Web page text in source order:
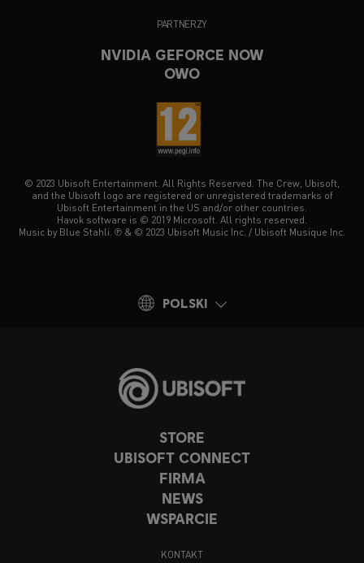
STORE
UBISOFT CONNECT
FIRMA
NEWS
WSPARCIE
KONTAKT
PARTNERZY
NVIDIA GEFORCE NOW
OWO
© 2023 Ubisoft Entertainment. All Rights Reserved. The Crew, Ubisoft,
and the Ubisoft logo are registered or unregistered trademarks of
Ubisoft Entertainment in the US and/or other countries.
Havok software is © 2019 Microsoft. All rights reserved.
Music by Blue Stahli. ℗ & © 2023 Ubisoft Music Inc. / Ubisoft Musique Inc.
POLSKI